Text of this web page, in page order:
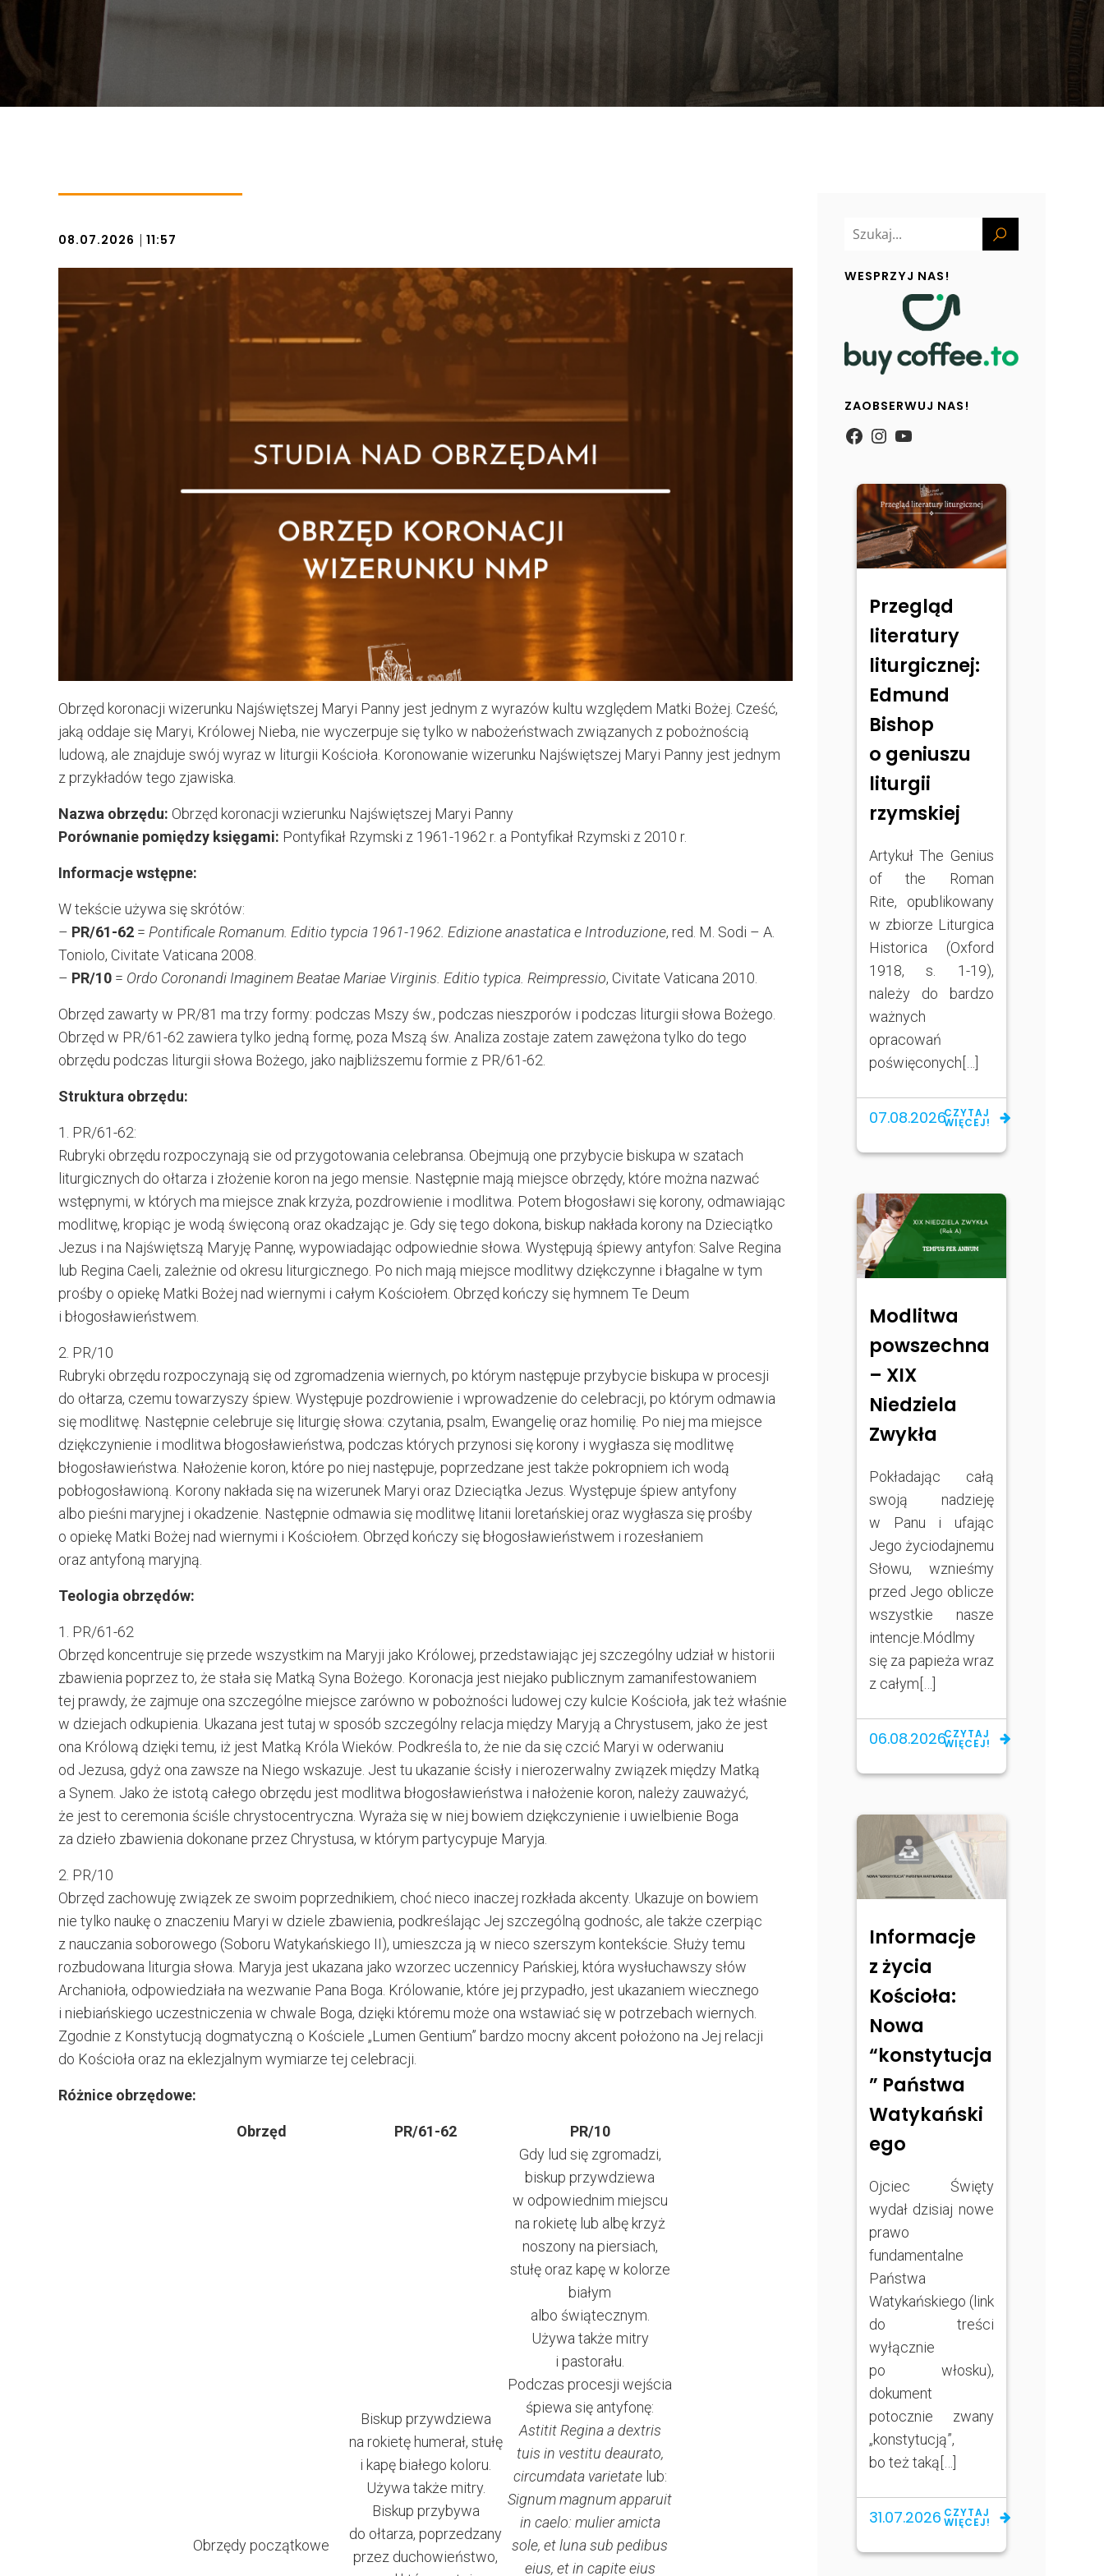
08.07.2026 | 11:57
Obrzęd koronacji wizerunku Najświętszej Maryi Panny jest jednym z wyrazów kultu względem Matki Bożej. Cześć,
jaką oddaje się Maryi, Królowej Nieba, nie wyczerpuje się tylko w nabożeństwach związanych z pobożnością
ludową, ale znajduje swój wyraz w liturgii Kościoła. Koronowanie wizerunku Najświętszej Maryi Panny jest jednym
z przykładów tego zjawiska.
Nazwa obrzędu: Obrzęd koronacji wzierunku Najświętszej Maryi Panny
Porównanie pomiędzy księgami: Pontyfikał Rzymski z 1961-1962 r. a Pontyfikał Rzymski z 2010 r.
Informacje wstępne:
W tekście używa się skrótów:
– PR/61-62 = Pontificale Romanum. Editio typcia 1961-1962. Edizione anastatica e Introduzione, red. M. Sodi – A.
Toniolo, Civitate Vaticana 2008.
– PR/10 = Ordo Coronandi Imaginem Beatae Mariae Virginis. Editio typica. Reimpressio, Civitate Vaticana 2010.
Obrzęd zawarty w PR/81 ma trzy formy: podczas Mszy św., podczas nieszporów i podczas liturgii słowa Bożego.
Obrzęd w PR/61-62 zawiera tylko jedną formę, poza Mszą św. Analiza zostaje zatem zawężona tylko do tego
obrzędu podczas liturgii słowa Bożego, jako najbliższemu formie z PR/61-62.
Struktura obrzędu:
1. PR/61-62:
Rubryki obrzędu rozpoczynają sie od przygotowania celebransa. Obejmują one przybycie biskupa w szatach
liturgicznych do ołtarza i złożenie koron na jego mensie. Następnie mają miejsce obrzędy, które można nazwać
wstępnymi, w których ma miejsce znak krzyża, pozdrowienie i modlitwa. Potem błogosławi się korony, odmawiając
modlitwę, kropiąc je wodą święconą oraz okadzając je. Gdy się tego dokona, biskup nakłada korony na Dzieciątko
Jezus i na Najświętszą Maryję Pannę, wypowiadając odpowiednie słowa. Występują śpiewy antyfon: Salve Regina
lub Regina Caeli, zależnie od okresu liturgicznego. Po nich mają miejsce modlitwy dziękczynne i błagalne w tym
prośby o opiekę Matki Bożej nad wiernymi i całym Kościołem. Obrzęd kończy się hymnem Te Deum
i błogosławieństwem.
2. PR/10
Rubryki obrzędu rozpoczynają się od zgromadzenia wiernych, po którym następuje przybycie biskupa w procesji
do ołtarza, czemu towarzyszy śpiew. Występuje pozdrowienie i wprowadzenie do celebracji, po którym odmawia
się modlitwę. Następnie celebruje się liturgię słowa: czytania, psalm, Ewangelię oraz homilię. Po niej ma miejsce
dziękczynienie i modlitwa błogosławieństwa, podczas których przynosi się korony i wygłasza się modlitwę
błogosławieństwa. Nałożenie koron, które po niej następuje, poprzedzane jest także pokropniem ich wodą
pobłogosławioną. Korony nakłada się na wizerunek Maryi oraz Dzieciątka Jezus. Występuje śpiew antyfony
albo pieśni maryjnej i okadzenie. Następnie odmawia się modlitwę litanii loretańskiej oraz wygłasza się prośby
o opiekę Matki Bożej nad wiernymi i Kościołem. Obrzęd kończy się błogosławieństwem i rozesłaniem
oraz antyfoną maryjną.
Teologia obrzędów:
1. PR/61-62
Obrzęd koncentruje się przede wszystkim na Maryji jako Królowej, przedstawiając jej szczególny udział w historii
zbawienia poprzez to, że stała się Matką Syna Bożego. Koronacja jest niejako publicznym zamanifestowaniem
tej prawdy, że zajmuje ona szczególne miejsce zarówno w pobożności ludowej czy kulcie Kościoła, jak też właśnie
w dziejach odkupienia. Ukazana jest tutaj w sposób szczególny relacja między Maryją a Chrystusem, jako że jest
ona Królową dzięki temu, iż jest Matką Króla Wieków. Podkreśla to, że nie da się czcić Maryi w oderwaniu
od Jezusa, gdyż ona zawsze na Niego wskazuje. Jest tu ukazanie ścisły i nierozerwalny związek między Matką
a Synem. Jako że istotą całego obrzędu jest modlitwa błogosławieństwa i nałożenie koron, należy zauważyć,
że jest to ceremonia ściśle chrystocentryczna. Wyraża się w niej bowiem dziękczynienie i uwielbienie Boga
za dzieło zbawienia dokonane przez Chrystusa, w którym partycypuje Maryja.
2. PR/10
Obrzęd zachowuję związek ze swoim poprzednikiem, choć nieco inaczej rozkłada akcenty. Ukazuje on bowiem
nie tylko naukę o znaczeniu Maryi w dziele zbawienia, podkreślając Jej szczególną godnośc, ale także czerpiąc
z nauczania soborowego (Soboru Watykańskiego II), umieszcza ją w nieco szerszym kontekście. Służy temu
rozbudowana liturgia słowa. Maryja jest ukazana jako wzorzec uczennicy Pańskiej, która wysłuchawszy słów
Archanioła, odpowiedziała na wezwanie Pana Boga. Królowanie, które jej przypadło, jest ukazaniem wiecznego
i niebiańskiego uczestniczenia w chwale Boga, dzięki któremu może ona wstawiać się w potrzebach wiernych.
Zgodnie z Konstytucją dogmatyczną o Kościele „Lumen Gentium” bardzo mocny akcent położono na Jej relacji
do Kościoła oraz na eklezjalnym wymiarze tej celebracji.
Różnice obrzędowe:
Obrzęd PR/61-62 PR/10
Obrzędy początkowe
Biskup przywdziewa
na rokietę humerał, stułę
i kapę białego koloru.
Używa także mitry.
Biskup przybywa
do ołtarza, poprzedzany
przez duchowieństwo,
Gdy lud się zgromadzi,
biskup przywdziewa
w odpowiednim miejscu
na rokietę lub albę krzyż
noszony na piersiach,
stułę oraz kapę w kolorze
białym
albo świątecznym.
Używa także mitry
i pastorału.
Podczas procesji wejścia
śpiewa się antyfonę:
Astitit Regina a dextris
tuis in vestitu deaurato,
circumdata varietate lub:
Signum magnum apparuit
in caelo: mulier amicta
sole, et luna sub pedibus
eius, et in capite eius
WESPRZYJ NAS!
ZAOBSERWUJ NAS!
https://
Instagram
YouTube
Przegląd
literatury
liturgicznej:
Edmund
Bishop
o geniuszu
liturgii
rzymskiej
Artykuł The Genius
of the Roman
Rite, opublikowany
w zbiorze Liturgica
Historica (Oxford
1918, s. 1-19),
należy do bardzo
ważnych
opracowań
poświęconych[…]
07.08.2026CZYTAJ
WIĘCEJ!
Modlitwa
powszechna
– XIX
Niedziela
Zwykła
Pokładając całą
swoją nadzieję
w Panu i ufając
Jego życiodajnemu
Słowu, wznieśmy
przed Jego oblicze
wszystkie nasze
intencje.Módlmy
się za papieża wraz
z całym[…]
06.08.2026CZYTAJ
WIĘCEJ!
Informacje
z życia
Kościoła:
Nowa
“konstytucja
” Państwa
Watykański
ego
Ojciec Święty
wydał dzisiaj nowe
prawo
fundamentalne
Państwa
Watykańskiego (link
do treści
wyłącznie
po włosku),
dokument
potocznie zwany
„konstytucją”,
bo też taką[…]
31.07.2026 CZYTAJ
WIĘCEJ!